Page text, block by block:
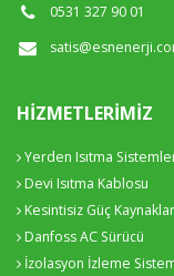
0531 327 90 01
HIZMETLERIMIZ
Yerden Isıtma
Devi Isıtma Kablosu
Kesintisiz Güç
Danfoss AC Sürücü
İzolasyon İzleme